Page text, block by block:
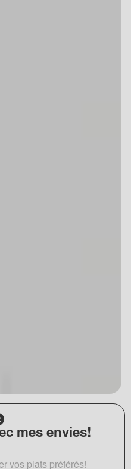
mes envies!
vos plats préférés!